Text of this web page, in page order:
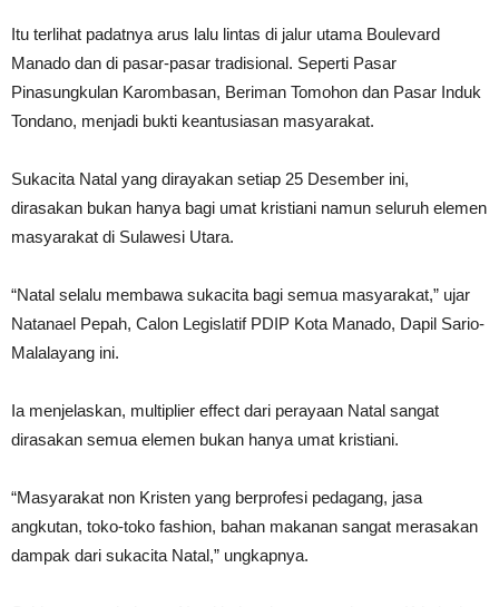
Itu terlihat padatnya arus lalu lintas di jalur utama Boulevard
Manado dan di pasar-pasar tradisional. Seperti Pasar
Pinasungkulan Karombasan, Beriman Tomohon dan Pasar Induk
Tondano, menjadi bukti keantusiasan masyarakat.
Sukacita Natal yang dirayakan setiap 25 Desember ini,
dirasakan bukan hanya bagi umat kristiani namun seluruh elemen
masyarakat di Sulawesi Utara.
“Natal selalu membawa sukacita bagi semua masyarakat,” ujar
Natanael Pepah, Calon Legislatif PDIP Kota Manado, Dapil Sario-
Malalayang ini.
Ia menjelaskan, multiplier effect dari perayaan Natal sangat
dirasakan semua elemen bukan hanya umat kristiani.
“Masyarakat non Kristen yang berprofesi pedagang, jasa
angkutan, toko-toko fashion, bahan makanan sangat merasakan
dampak dari sukacita Natal,” ungkapnya.